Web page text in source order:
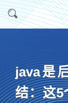
java是
结：这5